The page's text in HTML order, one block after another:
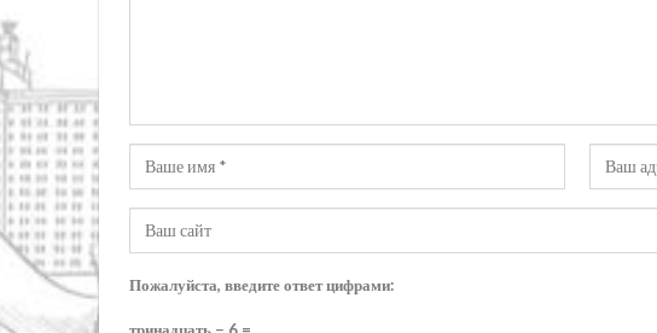
Пожалуйста, введите ответ цифрами: